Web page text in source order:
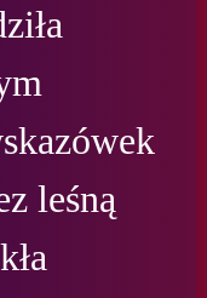
leśną